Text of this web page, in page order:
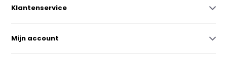
Klantenservice
Mijn account